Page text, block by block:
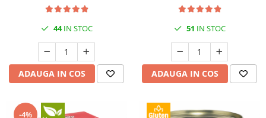
44IN STOC
ADAUGA IN COS
51 IN STOC
ADAUGA IN COS
-4%